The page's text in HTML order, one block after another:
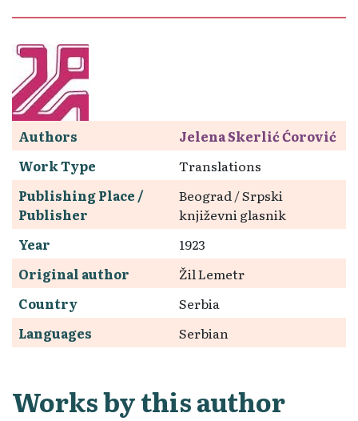
Authors
Jelena Skerlić Ćorović
Work Type
Translations
Publishing Place /
Publisher
Beograd / Srpski
književni glasnik
Year
1923
Original author
Žil Lemetr
Country
Serbia
Languages
Serbian
Works by this author